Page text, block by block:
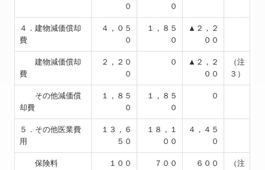
０
０
４．建物減価償却
費
４，０５
０
１，８５
０
▲２，２
００
建物減価償却
費
２，２０
０
０
▲２，２
００
（注
３）
その他減価償
却費
１，８５
０
１，８５
０
０
５．その他医業費
用
１３，６
５０
１８，１
００
４，４５
０
保険料 １００ ７００ ６００
（注